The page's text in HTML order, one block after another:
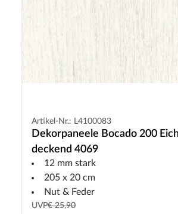
Artikel-Nr.: L4100083
Dekorpaneele Bocado 200
deckend 4069
12 mm stark
205 x 20 cm
Nut & Feder
UVP€ 25,90